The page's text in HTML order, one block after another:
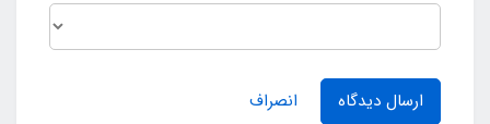
ارسال دیدگاه انصراف